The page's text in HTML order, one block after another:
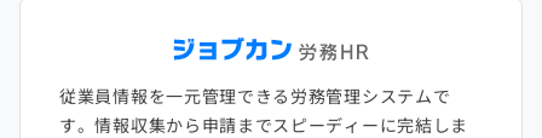
従業員情報を一元管理できる労務管理システムで
す。情報収集から申請までスピーディーに完結しま